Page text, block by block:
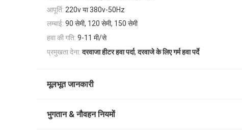
आपूर्ति: 220v या 380v-50Hz
लम्बाई: 90 सेमी, 120 सेमी, 150 सेमी
हवा की गति: 9-11 मी/से
प्रमुखता देना: दरवाजा हीटर हवा पर्दा,दरवाजे के लिए गर्म हवा पर्दे
मूलभूत जानकारी
भुगतान & नौवहन नियमों